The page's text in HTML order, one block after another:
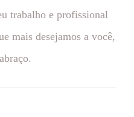
trabalho e profissional
mais desejamos a você,